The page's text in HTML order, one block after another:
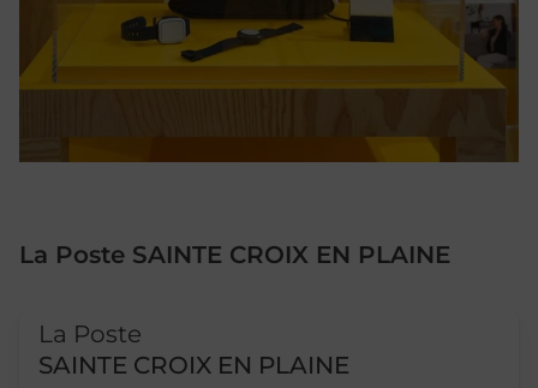
La Poste SAINTE CROIX EN PLAINE
La Poste
SAINTE CROIX EN PLAINE